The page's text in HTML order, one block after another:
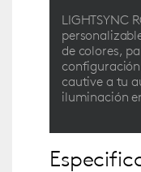
LIGHTSYNC
de colores,
cautive a tu
iluminación